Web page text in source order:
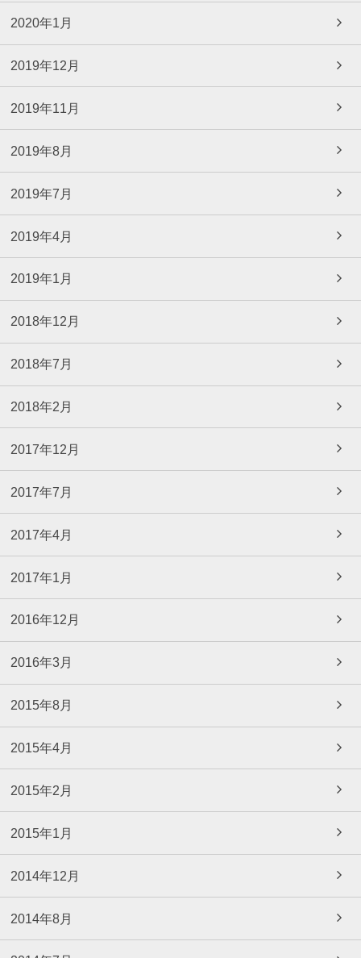
2020年1月
2019年12月
2019年11月
2019年8月
2019年7月
2019年4月
2019年1月
2018年12月
2018年7月
2018年2月
2017年12月
2017年7月
2017年4月
2017年1月
2016年12月
2016年3月
2015年8月
2015年4月
2015年2月
2015年1月
2014年12月
2014年8月